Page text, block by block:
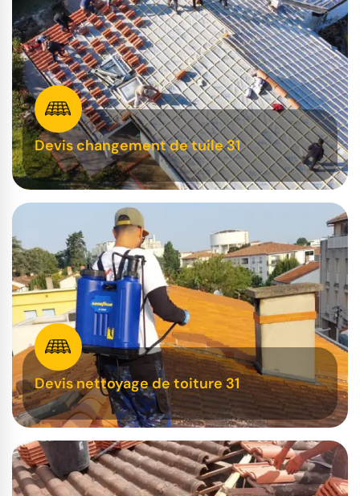
Devis changement de tuile 31
Devis nettoyage de toiture 31